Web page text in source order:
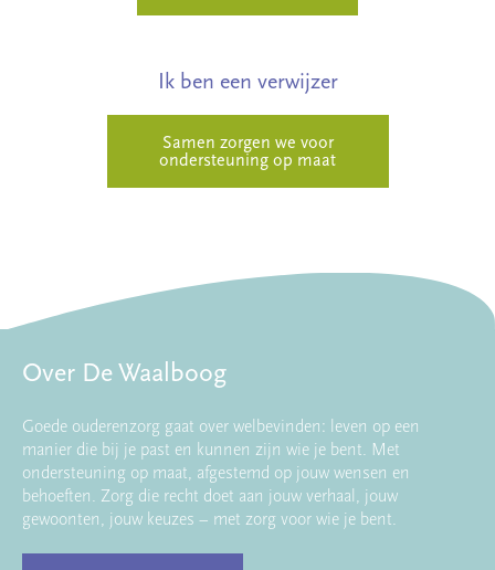
Ik ben een verwijzer
Samen zorgen we voor
ondersteuning op maat
Over De Waalboog
Goede ouderenzorg gaat over welbevinden: leven op een
manier die bij je past en kunnen zijn wie je bent. Met
ondersteuning op maat, afgestemd op jouw wensen en
behoeften. Zorg die recht doet aan jouw verhaal, jouw
gewoonten, jouw keuzes – met zorg voor wie je bent.